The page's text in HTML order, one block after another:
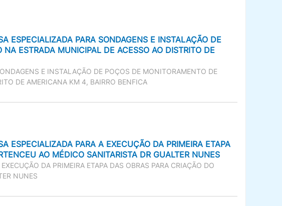
ESPECIALIZADA PARA SONDAGENS E INSTALAÇÃO DE
ESTRADA MUNICIPAL DE ACESSO AO DISTRITO DE
E INSTALAÇÃO DE POÇOS DE MONITORAMENTO DE
DE AMERICANA KM 4, BAIRRO BENFICA
PARA A EXECUÇÃO DA PRIMEIRA ETAPA
AO MÉDICO SANITARISTA DR GUALTER NUNES
DA PRIMEIRA ETAPA DAS OBRAS PARA CRIAÇÃO DO
NUNES